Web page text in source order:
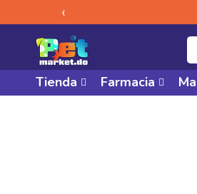
‹
Tienda Farmacia